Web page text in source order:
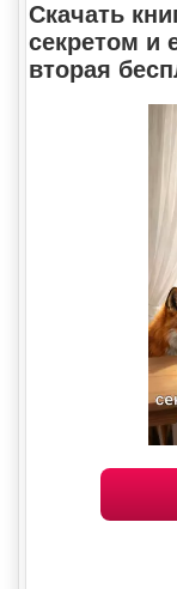
Скачать
секретом и
вторая